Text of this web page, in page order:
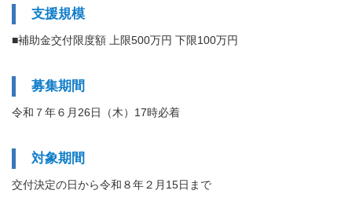
支援規模
■補助金交付限度額 上限500万円 下限100万円
募集期間
令和７年６月26日（木）17時必着
対象期間
交付決定の日から令和８年２月15日まで